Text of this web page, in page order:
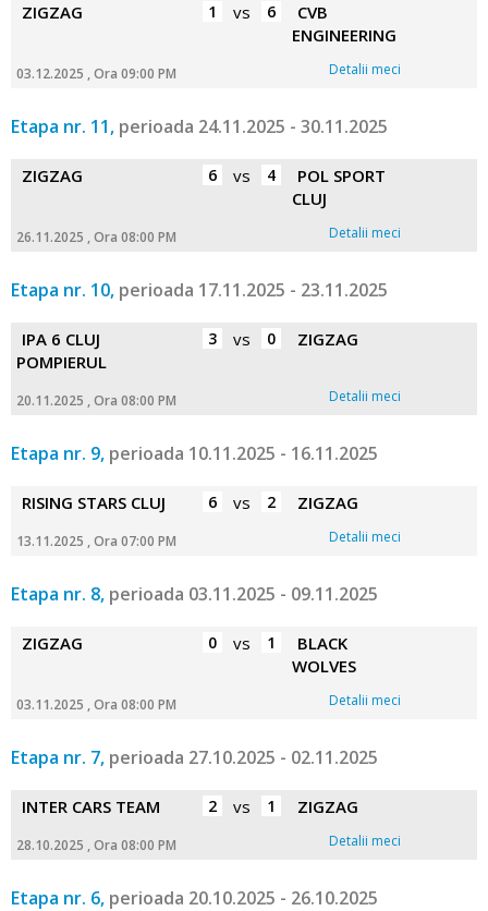
ZIGZAG 1 vs 6
CVB
ENGINEERING
03.12.2025 , Ora 09:00 PM Detalii meci
Etapa nr. 11, perioada 24.11.2025 - 30.11.2025
ZIGZAG 6 vs 4
POL SPORT
CLUJ
26.11.2025 , Ora 08:00 PM Detalii meci
Etapa nr. 10, perioada 17.11.2025 - 23.11.2025
IPA 6 CLUJ
POMPIERUL
3 vs 0 ZIGZAG
20.11.2025 , Ora 08:00 PM Detalii meci
Etapa nr. 9, perioada 10.11.2025 - 16.11.2025
RISING STARS CLUJ 6 vs 2 ZIGZAG
13.11.2025 , Ora 07:00 PM Detalii meci
Etapa nr. 8, perioada 03.11.2025 - 09.11.2025
ZIGZAG 0 vs 1
BLACK
WOLVES
03.11.2025 , Ora 08:00 PM Detalii meci
Etapa nr. 7, perioada 27.10.2025 - 02.11.2025
INTER CARS TEAM 2 vs 1 ZIGZAG
28.10.2025 , Ora 08:00 PM Detalii meci
Etapa nr. 6, perioada 20.10.2025 - 26.10.2025